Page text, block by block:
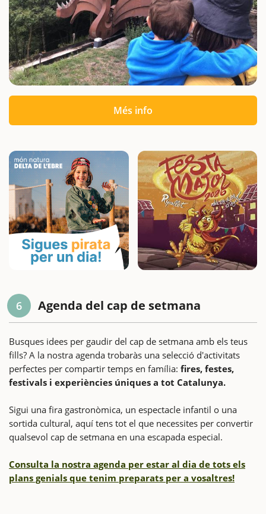
Més info
6 Agenda del cap de setmana
Busques idees per gaudir del cap de setmana amb els teus
fills? A la nostra agenda trobaràs una selecció d'activitats
perfectes per compartir temps en família: fires, festes,
festivals i experiències úniques a tot Catalunya.
Sigui una fira gastronòmica, un espectacle infantil o una
sortida cultural, aquí tens tot el que necessites per convertir
qualsevol cap de setmana en una escapada especial.
Consulta la nostra agenda per estar al dia de tots els
plans genials que tenim preparats per a vosaltres!